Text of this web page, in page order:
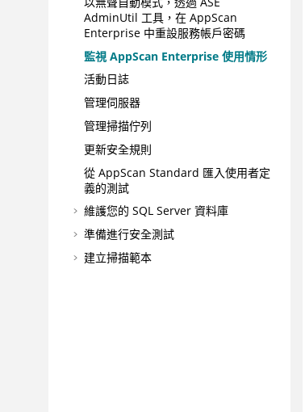
AdminUtil 工具，在 AppScan
Enterprise 中重設服務帳戶密碼
監視 AppScan Enterprise 使用情形
活動日誌
管理伺服器
管理掃描佇列
更新安全規則
從 AppScan Standard 匯入使用者定
義的測試
維護您的 SQL Server 資料庫
準備進行安全測試
建立掃描範本